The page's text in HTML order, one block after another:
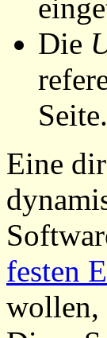
Die
Seite.
Eine
festen
wollen,